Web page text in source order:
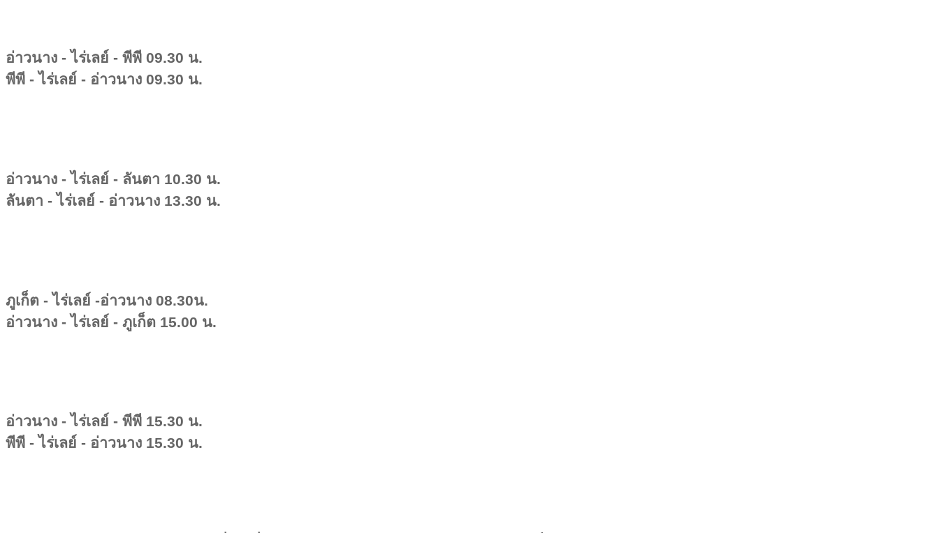
อ่าวนาง - ไร่เลย์ - พีพี 09.30 น.
พีพี - ไร่เลย์ - อ่าวนาง 09.30 น.
อ่าวนาง - ไร่เลย์ - ลันตา 10.30 น.
ลันตา - ไร่เลย์ - อ่าวนาง 13.30 น.
ภูเก็ต - ไร่เลย์ -อ่าวนาง 08.30น.
อ่าวนาง - ไร่เลย์ - ภูเก็ต 15.00 น.
อ่าวนาง - ไร่เลย์ - พีพี 15.30 น.
พีพี - ไร่เลย์ - อ่าวนาง 15.30 น.